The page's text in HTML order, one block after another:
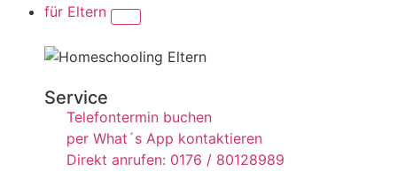
für Eltern
Service
Telefontermin buchen
per What´s App kontaktieren
Direkt anrufen: 0176 / 80128989